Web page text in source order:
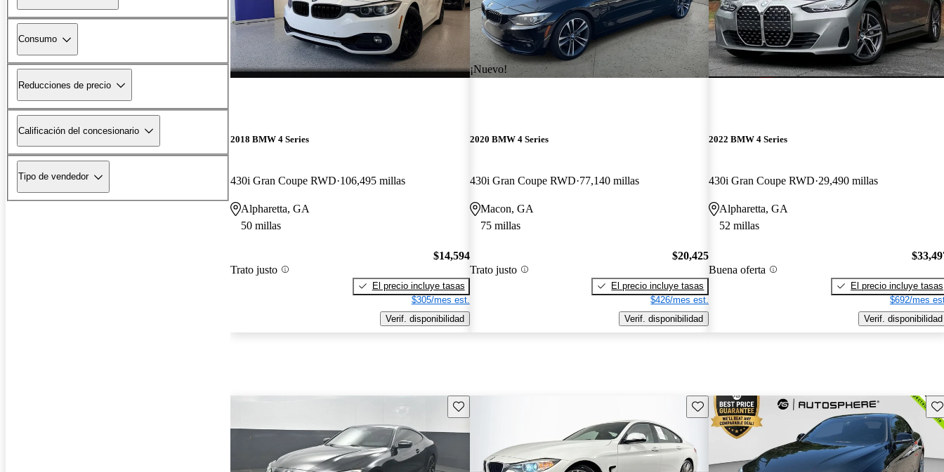
Consumo
Reducciones de precio
Calificación del concesionario
Tipo de vendedor
2018 BMW 4 Series
430i Gran Coupe RWD 106,495 millas
Alpharetta, GA
50 millas
Trato justo
$14,594
El precio incluye tasas
$305/mes est.
Verif. disponibilidad
¡Nuevo!
2020 BMW 4 Series
430i Gran Coupe RWD 77,140 millas
Macon, GA
75 millas
Trato justo
$20,425
El precio incluye tasas
$426/mes est.
Verif. disponibilidad
2022 BMW 4 Series
430i Gran Coupe RWD 29,490 millas
Alpharetta, GA
52 millas
Buena oferta
El precio incluye tasas
$692/mes
Verif. disponibilidad
Guarda este Aviso Guarda este Aviso